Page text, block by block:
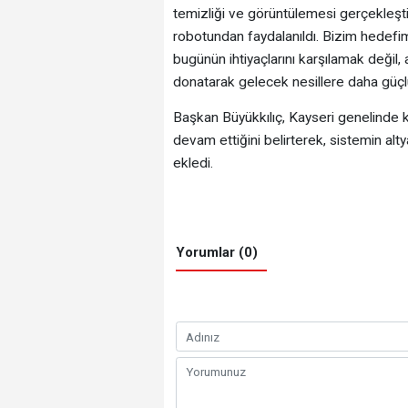
temizliği ve görüntülemesi
robotundan faydalanıldı. Bizim
bugünün ihtiyaçlarını karşılamak
donatarak gelecek nesillere daha
Başkan Büyükkılıç, Kayseri genelinde
devam ettiğini belirterek, sistemin
ekledi.
Yorumlar (0)